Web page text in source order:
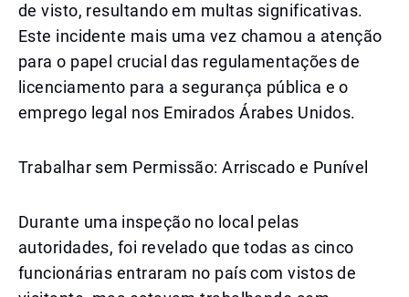
de visto, resultando em multas significativas.
Este incidente mais uma vez chamou a atenção
para o papel crucial das regulamentações de
licenciamento para a segurança pública e o
emprego legal nos Emirados Árabes Unidos.
Trabalhar sem Permissão: Arriscado e Punível
Durante uma inspeção no local pelas
autoridades, foi revelado que todas as cinco
funcionárias entraram no país com vistos de